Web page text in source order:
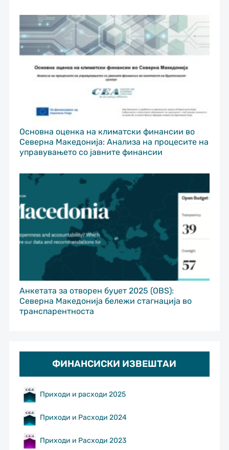
Основна оценка на климатски финансии во
Северна Македонија: Анализа на процесите на
управувањето со јавните финансии
Анкетата за отворен буџет 2025 (OBS):
Северна Македонија бележи стагнација во
транспарентноста
ФИНАНСИСКИ ИЗВЕШТАИ
Приходи и расходи 2025
Приходи и Расходи 2024
Приходи и Расходи 2023